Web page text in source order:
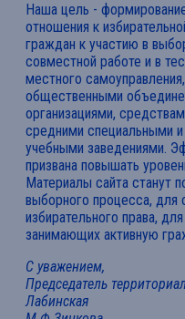
Наша цель -
отношения к
граждан к участию в
совместной работе и в
местного
общественными
организациями,
средними специальными
учебными заведениями.
призвана повышать
Материалы сайта станут
выборного процесса, для
избирательного права,
занимающих активную
С уважением,
Председатель
Лабинская